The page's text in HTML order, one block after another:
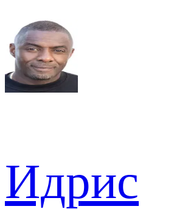
Идрис